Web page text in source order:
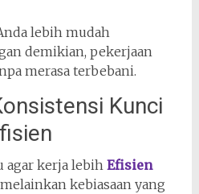
lebih mudah
demikian, pekerjaan
merasa terbebani.
Kunci
agar kerja lebih Efisien
kebiasaan yang